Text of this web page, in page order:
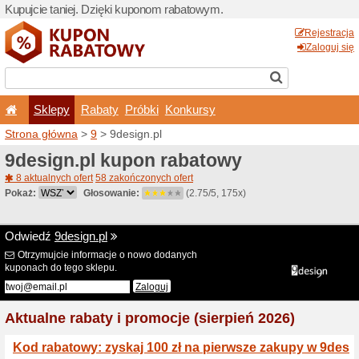
Kupujcie taniej. Dzięki
Sklepy Rabaty
Strona główna >9 >